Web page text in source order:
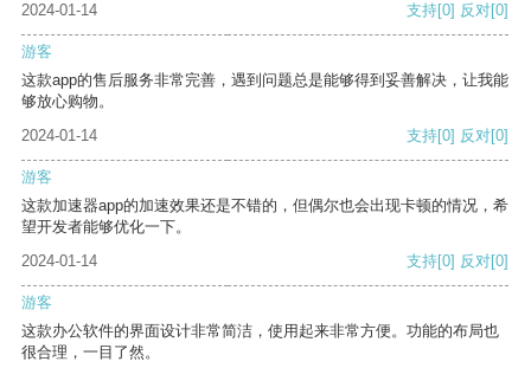
2024-01-14 支持[0] 反对[0]
游客
这款app的售后服务非常完善，遇到问题总是能够得到妥善解决，让我能
够放心购物。
2024-01-14
支持[0] 反对[0]
游客
这款加速器app的加速效果还是不错的，但偶尔也会出现卡顿的情况，希
望开发者能够优化一下。
2024-01-14
支持[0] 反对[0]
游客
这款办公软件的界面设计非常简洁，使用起来非常方便。功能的布局也
很合理，一目了然。